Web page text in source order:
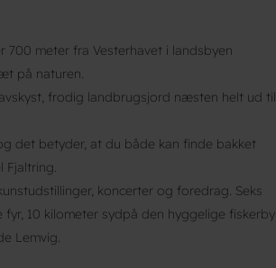
meter fra Vesterhavet i landsbyen
på naturen.
frodig landbrugsjord næsten helt ud til
det betyder, at du både kan finde bakket
koncerter og foredrag. Seks
10 kilometer sydpå den hyggelige fiskerby
Lemvig.